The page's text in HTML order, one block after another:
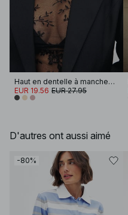
Haut en dentelle à manches longues
EUR 19.56 EUR 27.95
D'autres ont aussi aimé
-80%